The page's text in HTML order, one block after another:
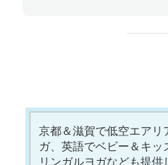
京都＆滋賀で低空エアリ
ガ、英語でベビー＆キッ
リンガルヨガなども提供